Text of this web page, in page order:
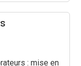
: mise en